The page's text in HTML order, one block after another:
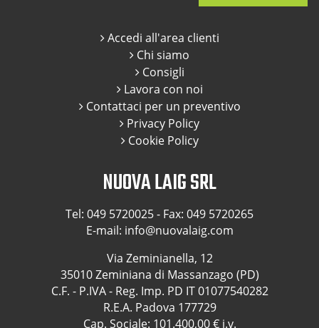
NUOVA LAIG SRL
Tel: 049 5720025- Fax: 049 5720265
E-mail: info@nuovalaig.com
Via Zeminianella, 12
35010 Zeminiana di Massanzago (PD)
C.F. - P.IVA - Reg. Imp. PD IT 01077540282
R.E.A. Padova 177729
Cap. Sociale: 101.400,00 € i.v.
Accedi all'area clienti
Chi siamo
Consigli
Lavora con noi
Contattaci per un preventivo
Privacy Policy
Cookie Policy